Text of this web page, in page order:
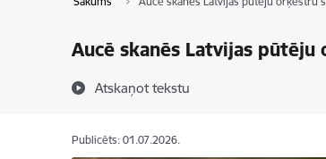
Aucē skanēs Latvijas
Atskaņot tekstu
Publicēts: 01.07.2026.